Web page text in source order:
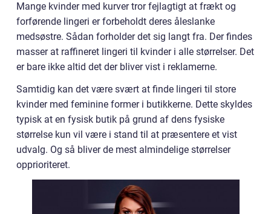
Mange kvinder med kurver tror fejlagtigt at frækt og
forførende lingeri er forbeholdt deres åleslanke
medsøstre. Sådan forholder det sig langt fra. Der findes
masser at raffineret lingeri til kvinder i alle størrelser. Det
er bare ikke altid det der bliver vist i reklamerne.
Samtidig kan det være svært at finde lingeri til store
kvinder med feminine former i butikkerne. Dette skyldes
typisk at en fysisk butik på grund af dens fysiske
størrelse kun vil være i stand til at præsentere et vist
udvalg. Og så bliver de mest almindelige størrelser
opprioriteret.